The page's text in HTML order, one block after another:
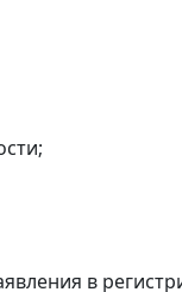
в